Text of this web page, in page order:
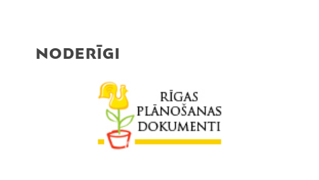
NODERĪGI